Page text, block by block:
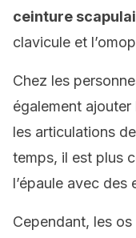
ceinture
clavicule et
Chez les
également ajouter
les articulations
temps, il est plus
l’épaule avec des
Cependant, les